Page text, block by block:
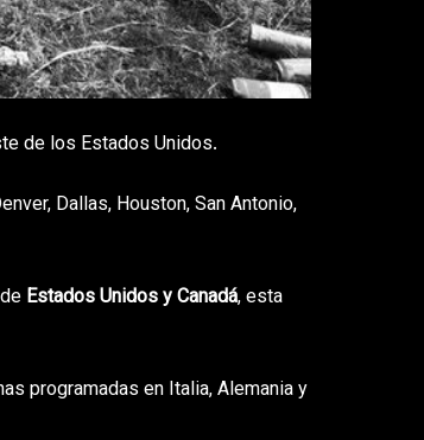
de los Estados Unidos.
Dallas, Houston, San Antonio,
Estados Unidos y Canadá, esta
programadas en Italia, Alemania y